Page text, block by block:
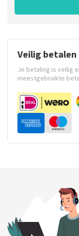
Veilig betalen
Je betaling is veilig
meestgebruikte